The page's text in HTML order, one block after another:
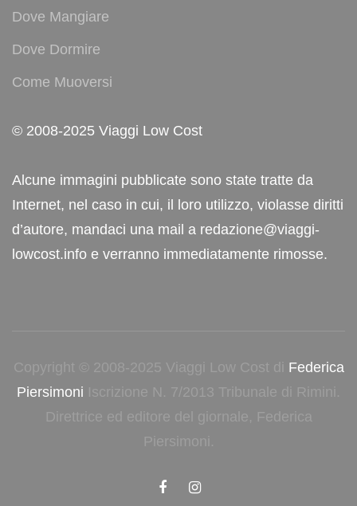
Dove Mangiare
Dove Dormire
Come Muoversi
© 2008-2025 Viaggi Low Cost
Alcune immagini pubblicate sono state tratte da
Internet, nel caso in cui, il loro utilizzo, violasse diritti
d’autore, mandaci una mail a redazione@viaggi-
lowcost.info e verranno immediatamente rimosse.
Copyright © 2008-2025 Viaggi Low Cost di Federica
Piersimoni Iscrizione N. 7/2013 Tribunale di Rimini.
Direttrice ed editore del giornale, Federica
Piersimoni.